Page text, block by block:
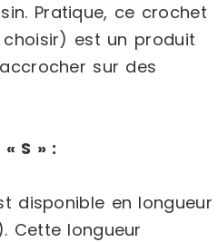
Pratique, ce crochet
est un produit
sur des
S » :
disponible en longueur
Cette longueur